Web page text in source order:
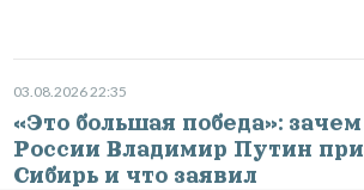
03.08.2026 22:35
«Это большая победа»:
России Владимир Путин
Сибирь и что заявил